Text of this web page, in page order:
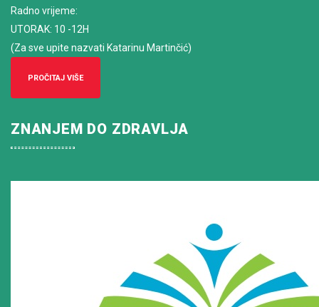
Radno vrijeme:
UTORAK: 10 -12H
(Za sve upite nazvati Katarinu Martinčić)
PROČITAJ VIŠE
ZNANJEM DO ZDRAVLJA